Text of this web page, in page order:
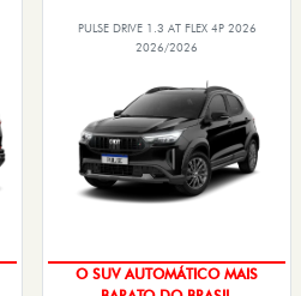
PULSE DRIVE 1.3 AT FLEX 4P 2026
2026/2026
OPORTUNIDADE